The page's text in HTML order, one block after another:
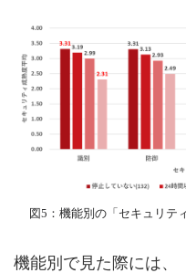
図5：機能別の「セキュリテ
機能別で見た際には、